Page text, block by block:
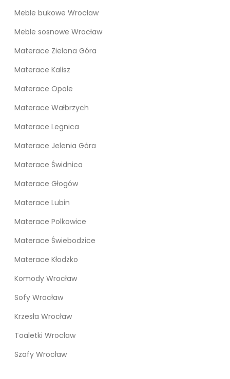
Meble bukowe Wrocław
Meble sosnowe Wrocław
Materace Zielona Góra
Materace Kalisz
Materace Opole
Materace Wałbrzych
Materace Legnica
Materace Jelenia Góra
Materace Świdnica
Materace Głogów
Materace Lubin
Materace Polkowice
Materace Świebodzice
Materace Kłodzko
Komody Wrocław
Sofy Wrocław
Krzesła Wrocław
Toaletki Wrocław
Szafy Wrocław